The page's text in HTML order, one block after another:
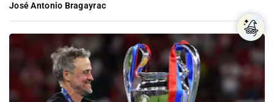
José Antonio Bragayrac